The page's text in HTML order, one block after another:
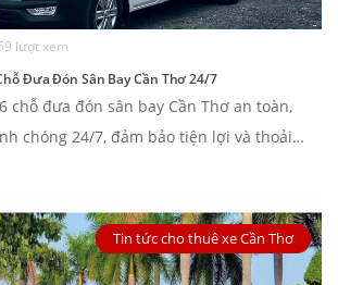
lượt xem
Đưa Đón Sân Bay Cần Thơ 24/7
chỗ đưa đón sân bay Cần Thơ an toàn,
chóng 24/7, đảm bảo tiện lợi và thoải
Travel
Tin tức cho thuê xe Cần Thơ